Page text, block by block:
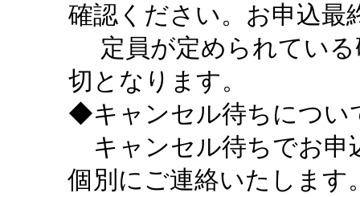
確認ください。お申込最
定員が定められている
切となります。
◆キャンセル待ちについ
キャンセル待ちでお申
個別にご連絡いたします